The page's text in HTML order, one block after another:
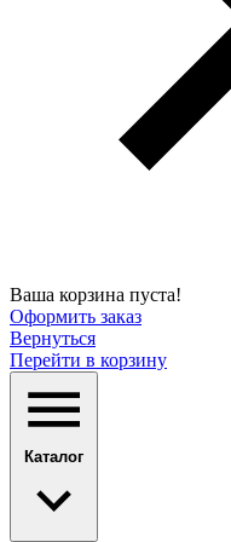
Ваша корзина пуста!
Оформить заказ
Вернуться
Перейти в корзину
Каталог